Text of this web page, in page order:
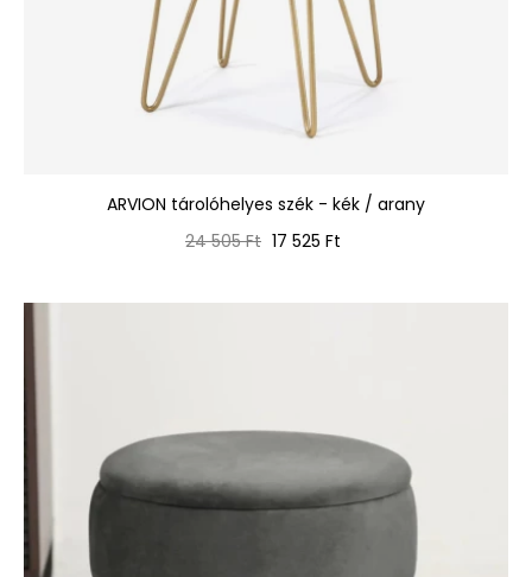
ARVION tárolóhelyes szék - kék / arany
Normál
24 505 Ft Ár
17 525 Ft